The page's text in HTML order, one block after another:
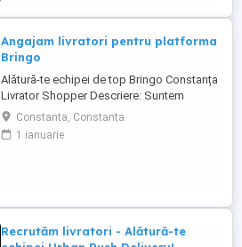
Angajam livratori pentru platforma
Bringo
Alătură-te echipei de top Bringo Constanța
Livrator Shopper Descriere: Suntem
echipa de top Bringo din Constanța,
fruntași la număr de comenzi, target-uri
atinse și tips-uri primite de la clienți. Acum
Constanta, Constanta
1 ianuarie
Recrutăm livratori - Alătură-te